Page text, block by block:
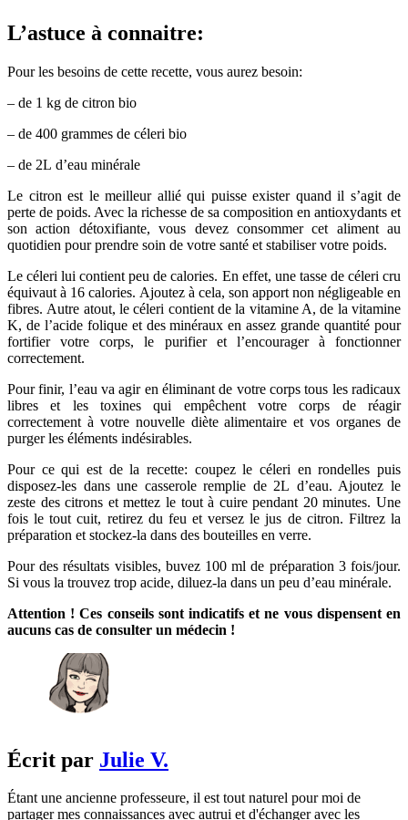
L’astuce à connaitre:
Pour les besoins de cette recette, vous aurez besoin:
– de 1 kg de citron bio
– de 400 grammes de céleri bio
– de 2L d’eau minérale
Le citron est le meilleur allié qui puisse exister quand il s’agit de
perte de poids. Avec la richesse de sa composition en antioxydants et
son action détoxifiante, vous devez consommer cet aliment au
quotidien pour prendre soin de votre santé et stabiliser votre poids.
Le céleri lui contient peu de calories. En effet, une tasse de céleri cru
équivaut à 16 calories. Ajoutez à cela, son apport non négligeable en
fibres. Autre atout, le céleri contient de la vitamine A, de la vitamine
K, de l’acide folique et des minéraux en assez grande quantité pour
fortifier votre corps, le purifier et l’encourager à fonctionner
correctement.
Pour finir, l’eau va agir en éliminant de votre corps tous les radicaux
libres et les toxines qui empêchent votre corps de réagir
correctement à votre nouvelle diète alimentaire et vos organes de
purger les éléments indésirables.
Pour ce qui est de la recette: coupez le céleri en rondelles puis
disposez-les dans une casserole remplie de 2L d’eau. Ajoutez le
zeste des citrons et mettez le tout à cuire pendant 20 minutes. Une
fois le tout cuit, retirez du feu et versez le jus de citron. Filtrez la
préparation et stockez-la dans des bouteilles en verre.
Pour des résultats visibles, buvez 100 ml de préparation 3 fois/jour.
Si vous la trouvez trop acide, diluez-la dans un peu d’eau minérale.
Attention ! Ces conseils sont indicatifs et ne vous dispensent en
aucuns cas de consulter un médecin !
Écrit par Julie V.
Étant une ancienne professeure, il est tout naturel pour moi de
partager mes connaissances avec autrui et d'échanger avec les